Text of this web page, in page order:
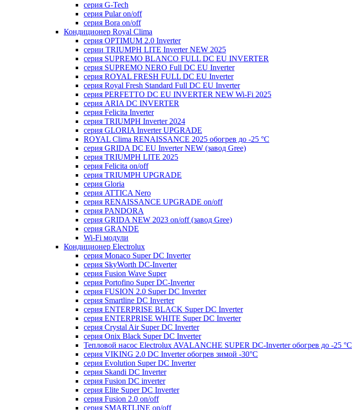
серия G-Tech
серия Pular on/off
серия Bora on/off
Кондиционер Royal Clima
серия OPTIMUM 2.0 Inverter
серии TRIUMPH LITE Inverter NEW 2025
серия SUPREMO BLANCO FULL DC EU INVERTER
серия SUPREMO NERO Full DC EU Inverter
серия ROYAL FRESH FULL DC EU Inverter
серия Royal Fresh Standard Full DC EU Inverter
серия PERFETTO DC EU INVERTER NEW Wi-Fi 2025
серия ARIA DC INVERTER
серия Felicita Inverter
серия TRIUMPH Inverter 2024
серия GLORIA Inverter UPGRADE
ROYAL Clima RENAISSANCE 2025 обогрев до -25 °С
серия GRIDA DC EU Inverter NEW (завод Gree)
серия TRIUMPH LITE 2025
серия Felicita on/off
серия TRIUMPH UPGRADE
серия Gloria
серия ATTICA Nero
серия RENAISSANCE UPGRADE on/off
серия PANDORA
серия GRIDA NEW 2023 on/off (завод Gree)
серия GRANDE
Wi-Fi модули
Кондиционер Electrolux
серия Monaco Super DC Inverter
серия SkyWorth DC-Inverter
серия Fusion Wave Super
серия Portofino Super DC-Inverter
серия FUSION 2.0 Super DC Іnverter
серия Smartline DC Inverter
серия ENTERPRISE BLACK Super DC Inverter
серия ENTERPRISE WHITE Super DC Inverter
серия Crystal Air Super DC Inverter
серия Onix Black Super DC Inverter
Тепловой насос Electrolux AVALANCHE SUPER DC-Inverter обогрев до -25 °С
серия VIKING 2.0 DC Inverter обогрев зимой -30°С
серия Evolution Super DC Inverter
серия Skandi DC Inverter
серия Fusion DC inverter
серия Elite Super DC Inverter
серия Fusion 2.0 on/off
серия SMARTLINE on/off